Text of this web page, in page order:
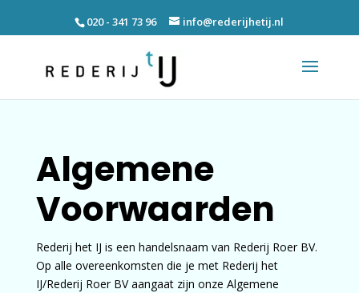
020 - 341 73 96 info@rederijhetij.nl
Algemene
Voorwaarden
Rederij het IJ is een handelsnaam van Rederij Roer BV.
Op alle overeenkomsten die je met Rederij het
IJ/Rederij Roer BV aangaat zijn onze Algemene